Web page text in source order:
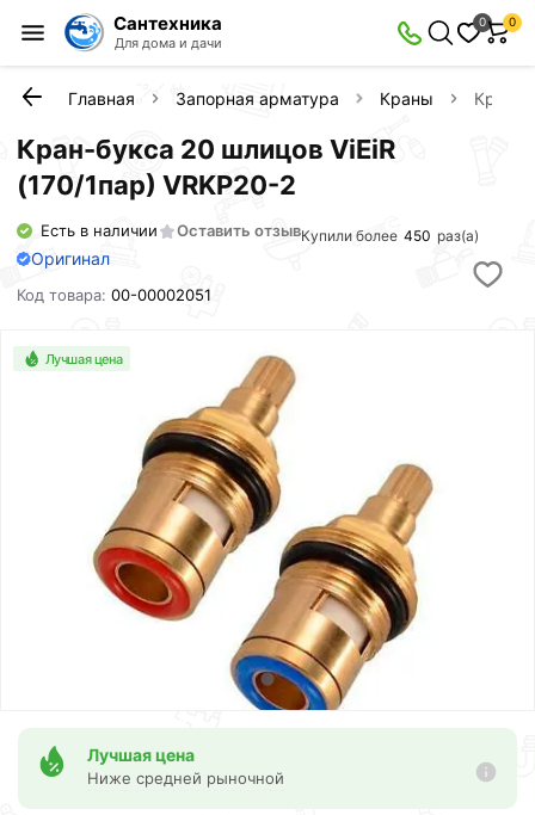
Сантехника
Для дома и дачи
0 0
Главная Запорная арматура Краны Кран-
Кран-букса 20 шлицов ViEiR
(170/1пар) VRKP20-2
Есть в наличии Оставить отзывКупили более 450 раз(а)
Оригинал
Код товара:00-00002051
Лучшая цена
Лучшая цена
Ниже средней рыночной